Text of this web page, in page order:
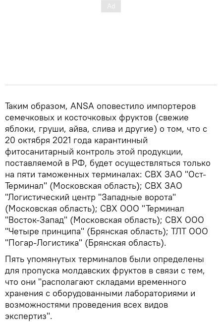
Таким образом, ANSA оповестило импортеров
семечковых и косточковых фруктов (свежие
яблоки, груши, айва, слива и другие) о том, что с
20 октября 2021 года карантинный
фитосанитарный контроль этой продукции,
поставляемой в РФ, будет осуществляться только
на пяти таможенных терминалах: СВХ ЗАО "Ост-
Терминал" (Московская область); СВХ ЗАО
"Логистический центр "Западные ворота"
(Московская область); СВХ ООО "Терминал
"Восток-Запад" (Московская область); СВХ ООО
"Четыре принципа" (Брянская область); ТЛТ ООО
"Погар-Логистика" (Брянская область).
Пять упомянутых терминалов были определены
для пропуска молдавских фруктов в связи с тем,
что они "располагают складами временного
хранения с оборудованными лабораториями и
возможностями проведения всех видов
экспертиз".